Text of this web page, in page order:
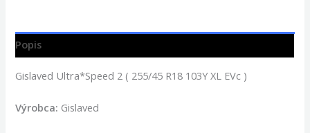
Popis
Gislaved Ultra*Speed 2 ( 255/45 R18 103Y XL EVc )
Výrobca: Gislaved